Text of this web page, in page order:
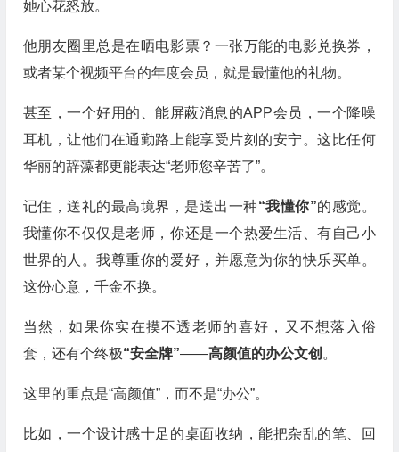
她心花怒放。
他朋友圈里总是在晒电影票？一张万能的电影兑换券，
或者某个视频平台的年度会员，就是最懂他的礼物。
甚至，一个好用的、能屏蔽消息的APP会员，一个降噪
耳机，让他们在通勤路上能享受片刻的安宁。这比任何
华丽的辞藻都更能表达“老师您辛苦了”。
记住，送礼的最高境界，是送出一种“我懂你”的感觉。
我懂你不仅仅是老师，你还是一个热爱生活、有自己小
世界的人。我尊重你的爱好，并愿意为你的快乐买单。
这份心意，千金不换。
当然，如果你实在摸不透老师的喜好，又不想落入俗
套，还有个终极“安全牌”——高颜值的办公文创 。
这里的重点是“高颜值”，而不是“办公”。
比如，一个设计感十足的桌面收纳，能把杂乱的笔、回